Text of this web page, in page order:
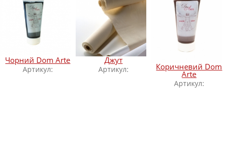
Чорний Dom Arte
Артикул:
Джут
Артикул: Коричневий Dom
Arte
Артикул: